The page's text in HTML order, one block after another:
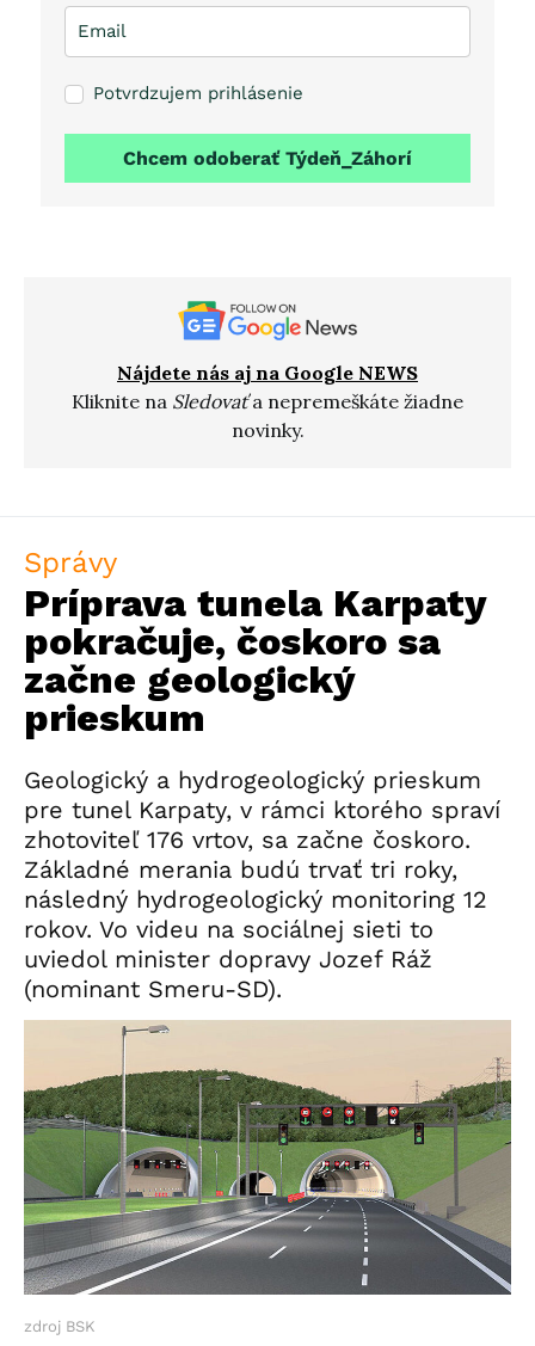
Potvrdzujem prihlásenie
Chcem odoberať Týdeň_Záhorí
Nájdete nás aj na Google NEWS
Kliknite na Sledovaťa nepremeškáte žiadne
novinky.
Správy
Príprava tunela Karpaty
pokračuje, čoskoro sa
začne geologický
prieskum
Geologický a hydrogeologický prieskum
pre tunel Karpaty, v rámci ktorého spraví
zhotoviteľ 176 vrtov, sa začne čoskoro.
Základné merania budú trvať tri roky,
následný hydrogeologický monitoring 12
rokov. Vo videu na sociálnej sieti to
uviedol minister dopravy Jozef Ráž
(nominant Smeru-SD).
zdroj BSK